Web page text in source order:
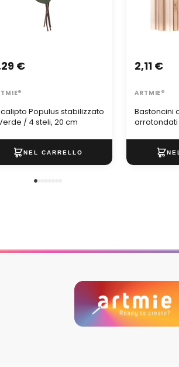
Populus stabilizzato
/ 4 steli, 20 cm
€
Bastoncini
arrotondati
2,11 €
ARTMIE®